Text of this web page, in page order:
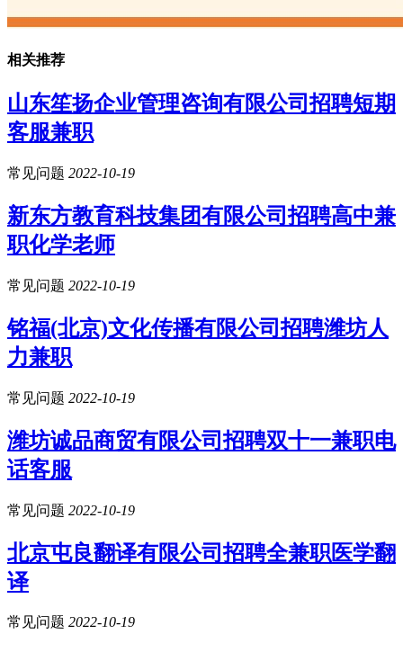
相关推荐
山东笙扬企业管理咨询有限公司招聘短期
客服兼职
常见问题 2022-10-19
新东方教育科技集团有限公司招聘高中兼
职化学老师
常见问题 2022-10-19
铭福(北京)文化传播有限公司招聘潍坊人
力兼职
常见问题 2022-10-19
潍坊诚品商贸有限公司招聘双十一兼职电
话客服
常见问题 2022-10-19
北京屯良翻译有限公司招聘全兼职医学翻
译
常见问题 2022-10-19